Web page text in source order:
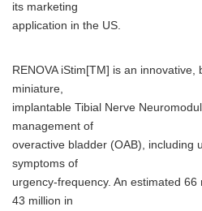
its marketing
application in the US.
RENOVA iStim[TM] is an innovative,
miniature,
implantable Tibial Nerve
management of
overactive bladder (OAB), including
symptoms of
urgency-frequency. An estimated
43 million in